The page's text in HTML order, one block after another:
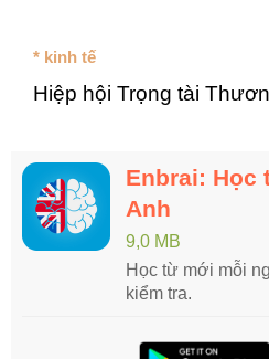
* kinh tế
Hiệp hội Trọng tài
Enbrai: Học
Anh
9,0 MB
Học từ mới mỗi
kiểm tra.